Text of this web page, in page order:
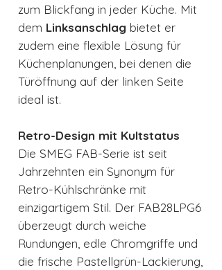
zum Blickfang in jeder Küche. Mit
dem Linksanschlag bietet er
zudem eine flexible Lösung für
Küchenplanungen, bei denen die
Türöffnung auf der linken Seite
ideal ist.
Retro-Design mit Kultstatus
Die SMEG FAB-Serie ist seit
Jahrzehnten ein Synonym für
Retro-Kühlschränke mit
einzigartigem Stil. Der FAB28LPG6
überzeugt durch weiche
Rundungen, edle Chromgriffe und
die frische Pastellgrün-Lackierung,